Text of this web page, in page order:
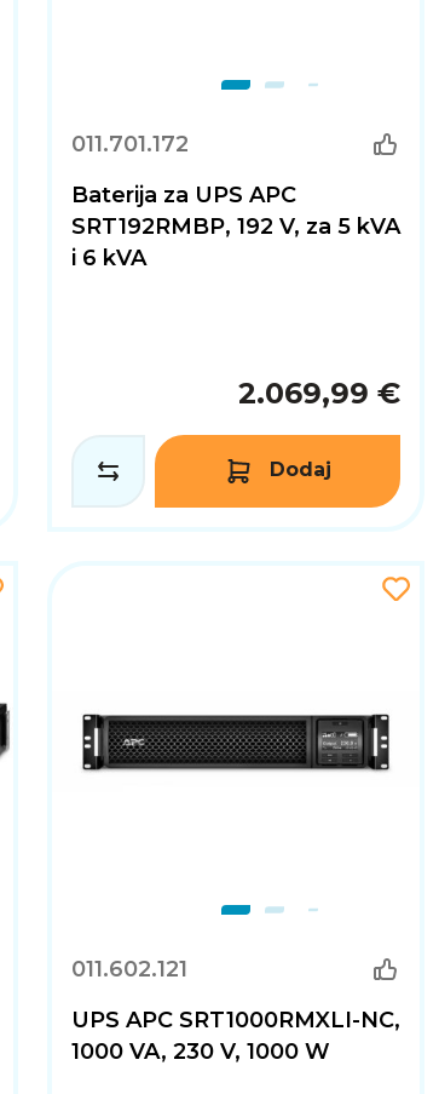
011.701.172
Baterija za UPS APC
SRT192RMBP, 192 V, za 5 kVA
i 6 kVA
2.069,99 €
Dodaj
011.602.121
UPS APC SRT1000RMXLI-NC,
1000 VA, 230 V, 1000 W